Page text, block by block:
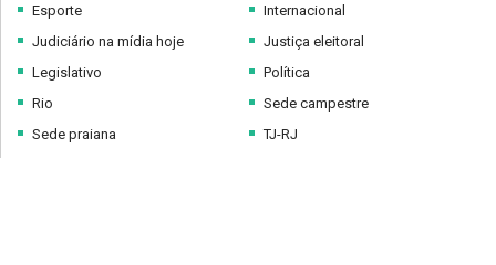
Esporte
Judiciário na mídia hoje
Legislativo
Rio
Sede praiana
Internacional
Justiça eleitoral
Política
Sede campestre
TJ-RJ